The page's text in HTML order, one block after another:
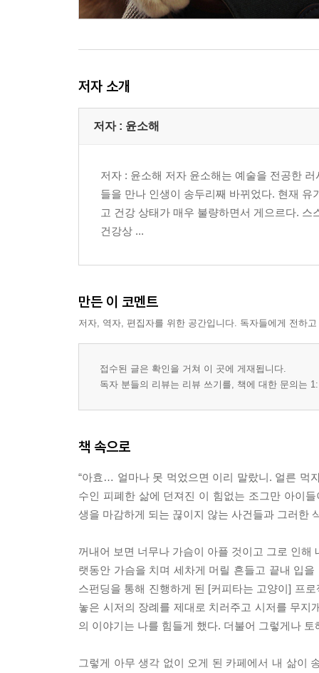
저자 소개
저자 : 윤소해
저자 : 윤소해 저자 윤소해는 예술을 전공한
들을 만나 인생이 송두리째 바뀌었다. 현재
고 건강 상태가 매우 불량하면서 게으르다.
건강상 ...
만든 이 코멘트
저자, 역자, 편집자를 위한 공간입니다. 독자들에게 전하
접수된 글은 확인을 거쳐 이 곳에 게재됩니다.
독자 분들의 리뷰는 리뷰 쓰기를, 책에 대한 문의는
책 속으로
“아효… 얼마나 못 먹었으면 이리 말랐니. 얼른 먹
수인 피폐한 삶에 던져진 이 힘없는 조그만 아이
생을 마감하게 되는 끊이지 않는 사건들과 그러한
꺼내어 보면 너무나 가슴이 아플 것이고 그로 인
랫동안 가슴을 치며 세차게 머릴 흔들고 끝내 입
스펀딩을 통해 진행하게 된 [커피타는 고양이] 프
놓은 시저의 장례를 제대로 치러주고 시저를 무
의 이야기는 나를 힘들게 했다. 더불어 그렇게나
그렇게 아무 생각 없이 오게 된 카페에서 내 삶이